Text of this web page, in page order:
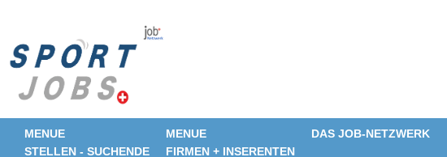
MENUE
STELLEN - SUCHENDE
MENUE
FIRMEN + INSERENTEN
DAS JOB-NETZWERK